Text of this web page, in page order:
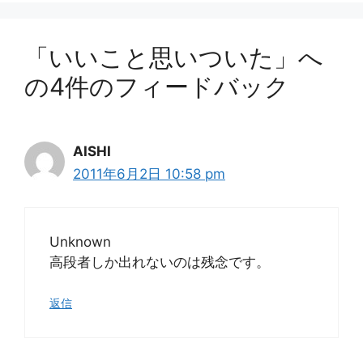
「いいこと思いついた」へ
の4件のフィードバック
AISHI
2011年6月2日 10:58 pm
Unknown
高段者しか出れないのは残念です。
返信